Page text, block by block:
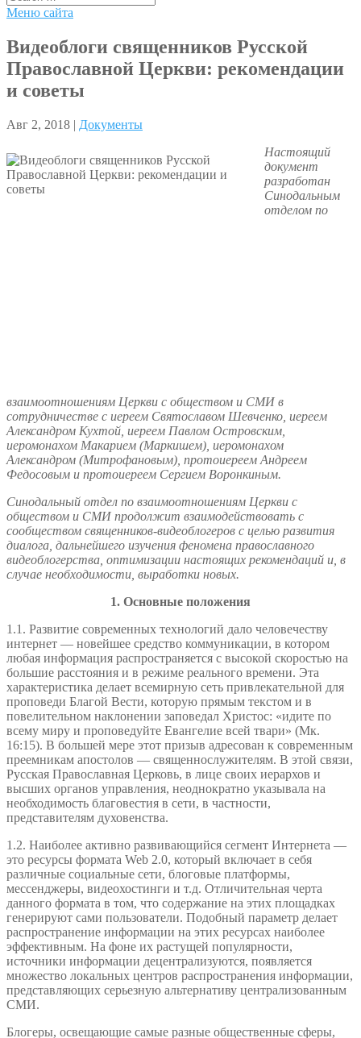
Меню сайта
Видеоблоги священников Русской
Православной Церкви: рекомендации
и советы
Авг 2, 2018 | Документы
Настоящий
документ
разработан
Синодальным
отделом по
взаимоотношениям Церкви с обществом и СМИ в
сотрудничестве с иереем Святославом Шевченко, иереем
Александром Кухтой, иереем Павлом Островским,
иеромонахом Макарием (Маркишем), иеромонахом
Александром (Митрофановым), протоиереем Андреем
Федосовым и протоиереем Сергием Воронкиным.
Синодальный отдел по взаимоотношениям Церкви с
обществом и СМИ продолжит взаимодействовать с
сообществом священников-видеоблогеров с целью развития
диалога, дальнейшего изучения феномена православного
видеоблогерства, оптимизации настоящих рекомендаций и, в
случае необходимости, выработки новых.
1. Основные положения
1.1. Развитие современных технологий дало человечеству
интернет — новейшее средство коммуникации, в котором
любая информация распространяется с высокой скоростью на
большие расстояния и в режиме реального времени. Эта
характеристика делает всемирную сеть привлекательной для
проповеди Благой Вести, которую прямым текстом и в
повелительном наклонении заповедал Христос: «идите по
всему миру и проповедуйте Евангелие всей твари» (Мк.
16:15). В большей мере этот призыв адресован к современным
преемникам апостолов — священнослужителям. В этой связи,
Русская Православная Церковь, в лице своих иерархов и
высших органов управления, неоднократно указывала на
необходимость благовестия в сети, в частности,
представителям духовенства.
1.2. Наиболее активно развивающийся сегмент Интернета —
это ресурсы формата Web 2.0, который включает в себя
различные социальные сети, блоговые платформы,
мессенджеры, видеохостинги и т.д. Отличительная черта
данного формата в том, что содержание на этих площадках
генерируют сами пользователи. Подобный параметр делает
распространение информации на этих ресурсах наиболее
эффективным. На фоне их растущей популярности,
источники информации децентрализуются, появляется
множество локальных центров распространения информации,
представляющих серьезную альтернативу централизованным
СМИ.
Блогеры, освещающие самые разные общественные сферы,